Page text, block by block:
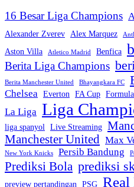
16 Besar Liga Champions
Alexander Zverev Alex Marquez
Aston Villa Atletico Madrid Benfica
Berita Liga Champions
Berita Manchester United Bhayangkara FC
Chelsea Everton FA Cup
La Liga Liga
liga spanyol Live Streaming
Manchester United Max
New York Knicks Persib Bandung
Prediksi Bola prediksi
preview pertandingan PSG Real